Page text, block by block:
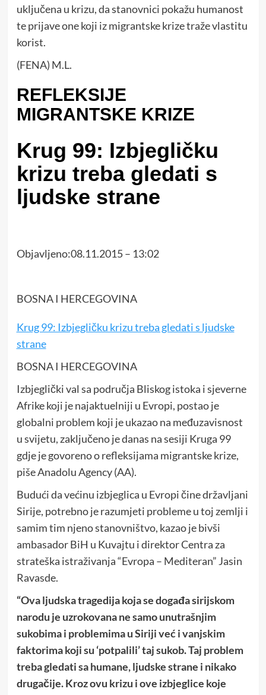
uključena u krizu, da stanovnici pokažu humanost
te prijave one koji iz migrantske krize traže vlastitu
korist.
(FENA) M.L.
REFLEKSIJE
MIGRANTSKE KRIZE
Krug 99: Izbjegličku
krizu treba gledati s
ljudske strane
Objavljeno:08.11.2015 – 13:02
BOSNA I HERCEGOVINA
Krug 99: Izbjegličku krizu treba gledati s ljudske
strane
BOSNA I HERCEGOVINA
Izbjeglički val sa područja Bliskog istoka i sjeverne
Afrike koji je najaktuelniji u Evropi, postao je
globalni problem koji je ukazao na međuzavisnost
u svijetu, zaključeno je danas na sesiji Kruga 99
gdje je govoreno o refleksijama migrantske krize,
piše Anadolu Agency (AA).
Budući da većinu izbjeglica u Evropi čine državljani
Sirije, potrebno je razumjeti probleme u toj zemlji i
samim tim njeno stanovništvo, kazao je bivši
ambasador BiH u Kuvajtu i direktor Centra za
strateška istraživanja “Evropa – Mediteran” Jasin
Ravasde.
“Ova ljudska tragedija koja se događa sirijskom
narodu je uzrokovana ne samo unutrašnjim
sukobima i problemima u Siriji već i vanjskim
faktorima koji su ‘potpalili’ taj sukob. Taj problem
treba gledati sa humane, ljudske strane i nikako
drugačije. Kroz ovu krizu i ove izbjeglice koje